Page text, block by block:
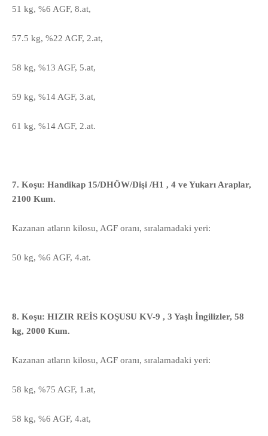
51 kg, %6 AGF, 8.at,
57.5 kg, %22 AGF, 2.at,
58 kg, %13 AGF, 5.at,
59 kg, %14 AGF, 3.at,
61 kg, %14 AGF, 2.at.
7. Koşu: Handikap 15/DHÖW/Dişi /H1 , 4 ve Yukarı Araplar,
2100 Kum.
Kazanan atların kilosu, AGF oranı, sıralamadaki yeri:
50 kg, %6 AGF, 4.at.
8. Koşu: HIZIR REİS KOŞUSU KV-9 , 3 Yaşlı İngilizler, 58
kg, 2000 Kum.
Kazanan atların kilosu, AGF oranı, sıralamadaki yeri:
58 kg, %75 AGF, 1.at,
58 kg, %6 AGF, 4.at,